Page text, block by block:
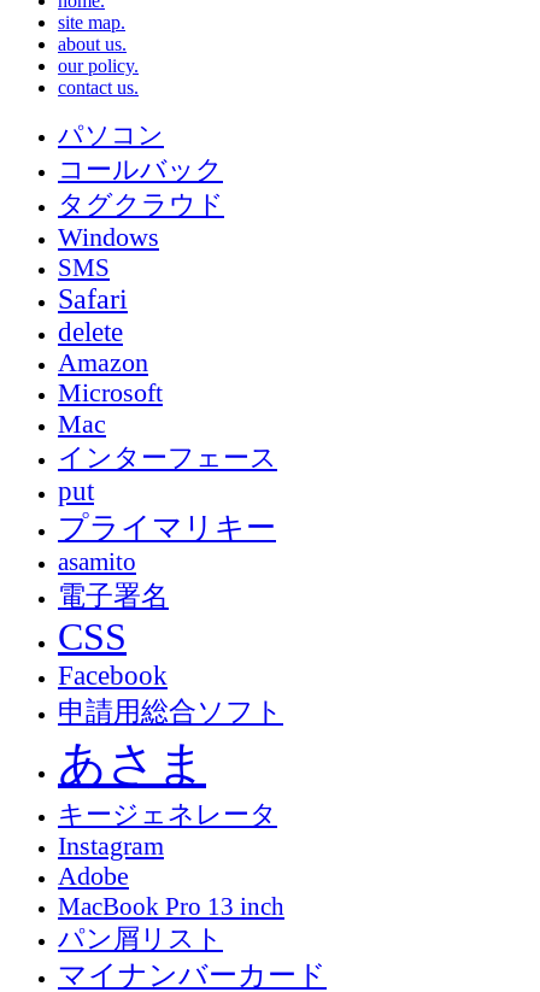
site map.
about us.
our policy.
contact us.
パソコン
コールバック
タグクラウド
Windows
SMS
Safari
delete
Amazon
Microsoft
Mac
インターフェース
put
プライマリキー
asamito
電子署名
CSS
Facebook
申請用総合ソフト
あさま
キージェネレータ
Instagram
Adobe
MacBook Pro 13 inch
パン屑リスト
マイナンバーカード